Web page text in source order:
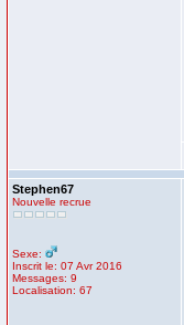
Stephen67
Nouvelle recrue
Sexe:
Inscrit le: 07 Avr 2016
Messages: 9
Localisation: 67